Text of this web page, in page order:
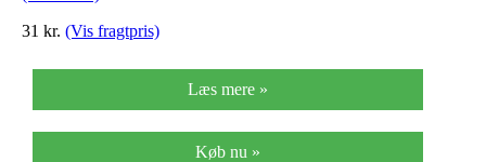
31 kr. (Vis fragtpris)
Læs mere »
Køb nu »